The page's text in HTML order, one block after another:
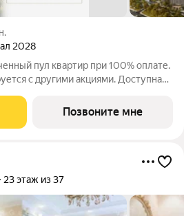
2028
пул квартир при 100% оплате.
с другими акциями. Доступна
м на 6 этаже в премиальном ЖК «Айс
Позвоните мне
23 этаж из 37